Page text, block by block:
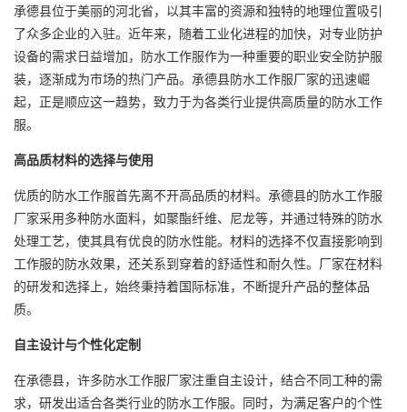
承德县位于美丽的河北省，以其丰富的资源和独特的地理位置吸引
了众多企业的入驻。近年来，随着工业化进程的加快，对专业防护
设备的需求日益增加，防水工作服作为一种重要的职业安全防护服
装，逐渐成为市场的热门产品。承德县防水工作服厂家的迅速崛
起，正是顺应这一趋势，致力于为各类行业提供高质量的防水工作
服。
高品质材料的选择与使用
优质的防水工作服首先离不开高品质的材料。承德县的防水工作服
厂家采用多种防水面料，如聚酯纤维、尼龙等，并通过特殊的防水
处理工艺，使其具有优良的防水性能。材料的选择不仅直接影响到
工作服的防水效果，还关系到穿着的舒适性和耐久性。厂家在材料
的研发和选择上，始终秉持着国际标准，不断提升产品的整体品
质。
自主设计与个性化定制
在承德县，许多防水工作服厂家注重自主设计，结合不同工种的需
求，研发出适合各类行业的防水工作服。同时，为满足客户的个性